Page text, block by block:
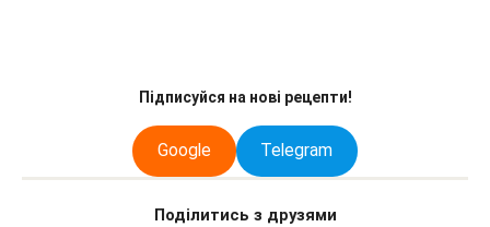
Підписуйся на нові рецепти!
Google Telegram
Поділитись з друзями